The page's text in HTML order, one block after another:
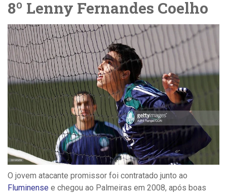
8º Lenny Fernandes Coelho
O jovem atacante promissor foi contratado junto ao
Fluminense e chegou ao Palmeiras em 2008, após boas